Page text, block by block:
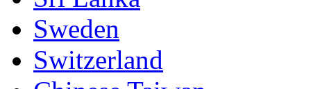
Sweden
Switzerland